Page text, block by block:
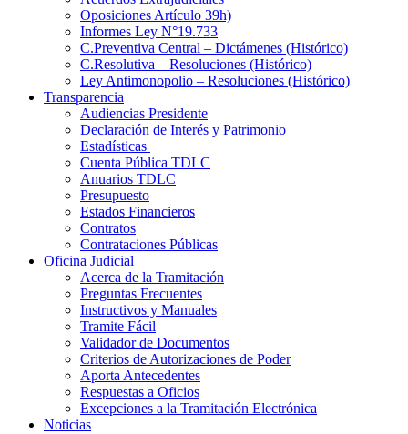
Oposiciones Artículo 39h)
Informes Ley N°19.733
C.Preventiva Central – Dictámenes (Histórico)
C.Resolutiva – Resoluciones (Histórico)
Ley Antimonopolio – Resoluciones (Histórico)
Transparencia
Audiencias Presidente
Declaración de Interés y Patrimonio
Estadísticas
Cuenta Pública TDLC
Anuarios TDLC
Presupuesto
Estados Financieros
Contratos
Contrataciones Públicas
Oficina Judicial
Acerca de la Tramitación
Preguntas Frecuentes
Instructivos y Manuales
Tramite Fácil
Validador de Documentos
Criterios de Autorizaciones de Poder
Aporta Antecedentes
Respuestas a Oficios
Excepciones a la Tramitación Electrónica
Noticias